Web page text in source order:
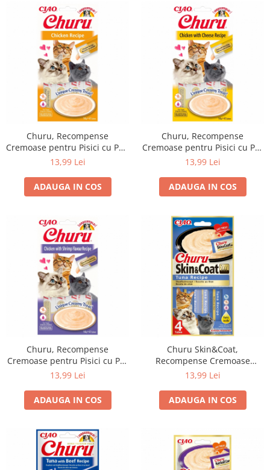
Churu, Recompense
Cremoase pentru Pisici cu Pui,
4x14g
13,99 Lei
ADAUGA IN COS
Churu, Recompense
Cremoase pentru Pisici cu Pui
si Branza, 4x14g
13,99 Lei
ADAUGA IN COS
Churu, Recompense
Cremoase pentru Pisici cu Pui
si Creveti, 4x14g
13,99 Lei
ADAUGA IN COS
Churu Skin&Coat,
Recompense Cremoase
pentru Pisici cu ton, 4x14g
13,99 Lei
ADAUGA IN COS